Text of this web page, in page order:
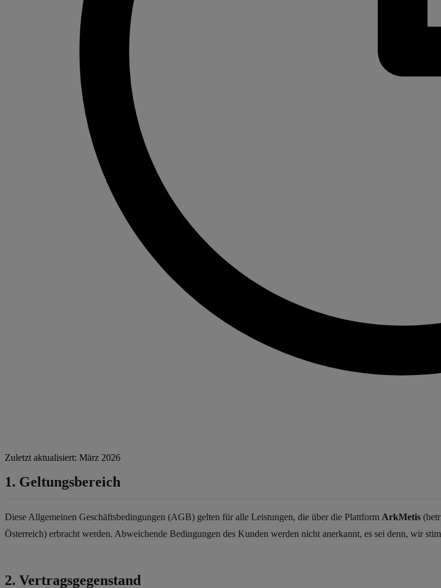
Zuletzt aktualisiert: März 2026
1. Geltungsbereich
Diese Allgemeinen Geschäftsbedingungen (AGB) gelten für alle Leistungen, die über die Plattform ArkMetis
Österreich) erbracht werden. Abweichende Bedingungen des Kunden werden nicht anerkannt, es sei denn, wir
2. Vertragsgegenstand